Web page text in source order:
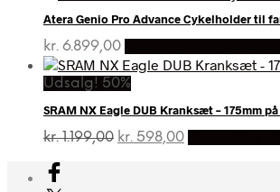
var:
er:
Atera Genio Pro Advance Cykelholder til
kr. 6.899,00
Udsalg! 50%
SRAM NX Eagle DUB Kranksæt – 175mm
kr.1.199,00 Den
kr. 598,00Den